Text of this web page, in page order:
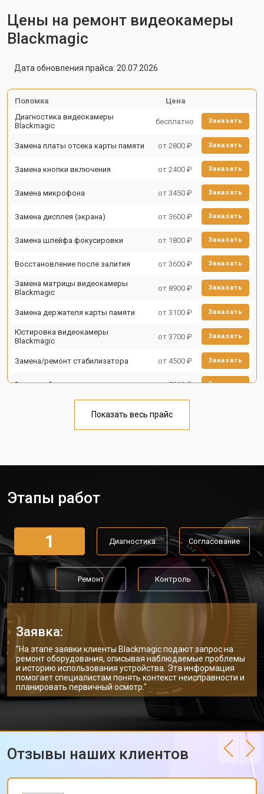
Цены на ремонт видеокамеры
Blackmagic
Дата обновления прайса: 20.07.2026
Поломка
Цена
Диагностика видеокамеры
Blackmagic
бесплатно Заказать
Замена платы отсека карты памяти от 2800 ₽ Заказать
Замена кнопки включения от 2400 ₽ Заказать
Замена микрофона от 3450 ₽ Заказать
Замена дисплея (экрана) от 3600 ₽ Заказать
Замена шлейфа фокусировки от 1800 ₽ Заказать
Восстановление после залития от 3600 ₽ Заказать
Замена матрицы видеокамеры
Blackmagic
от 8900 ₽ Заказать
Замена держателя карты памяти от 3100 ₽ Заказать
Юстировка видеокамеры
Blackmagic
от 3700 ₽ Заказать
Замена/ремонт стабилизатора от 4500 ₽ Заказать
Ремонт объектива от 5000 ₽ Заказать
Показать весь прайс
Этапы работ
1 Диагностика Согласование
Ремонт Контроль
Заявка:
"На этапе заявки клиенты Blackmagic подают запрос на
ремонт оборудования, описывая наблюдаемые проблемы
и историю использования устройства. Эта информация
помогает специалистам понять контекст неисправности и
планировать первичный осмотр."
Отзывы наших клиентов